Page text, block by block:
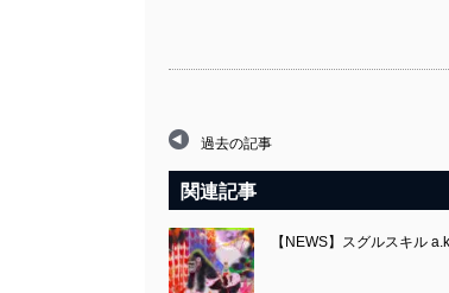
過去の記事
関連記事
【NEWS】スグルスキル